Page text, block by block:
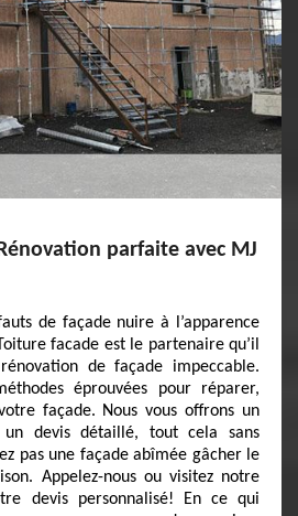
parfaite avec MJ
de façade nuire à l’apparence
facade est le partenaire qu’il
de façade impeccable.
éprouvées pour réparer,
façade. Nous vous offrons un
devis détaillé, tout cela sans
pas une façade abîmée gâcher le
Appelez-nous ou visitez notre
devis personnalisé! En ce qui